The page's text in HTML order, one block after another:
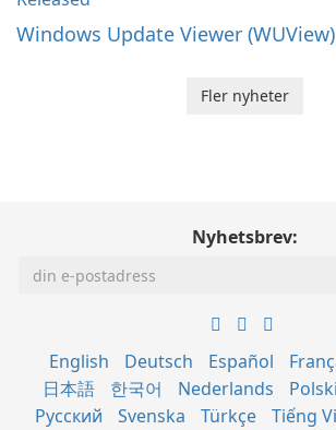
Windows Update Viewer
Fler nyheter
Nyhetsbrev:
English Deutsch Español
日本語
한국어 Nederlands Polski
Русский
Svenska Türkçe Tiếng